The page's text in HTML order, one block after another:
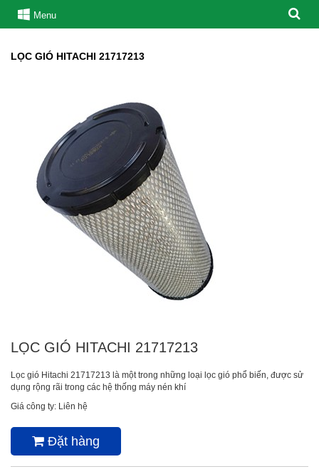
Menu
LỌC GIÓ HITACHI 21717213
LỌC GIÓ HITACHI 21717213
Lọc gió Hitachi 21717213 là một trong những loại lọc gió phổ biến, được sử
dụng rộng rãi trong các hệ thống máy nén khí
Giá công ty: Liên hệ
Đặt hàng